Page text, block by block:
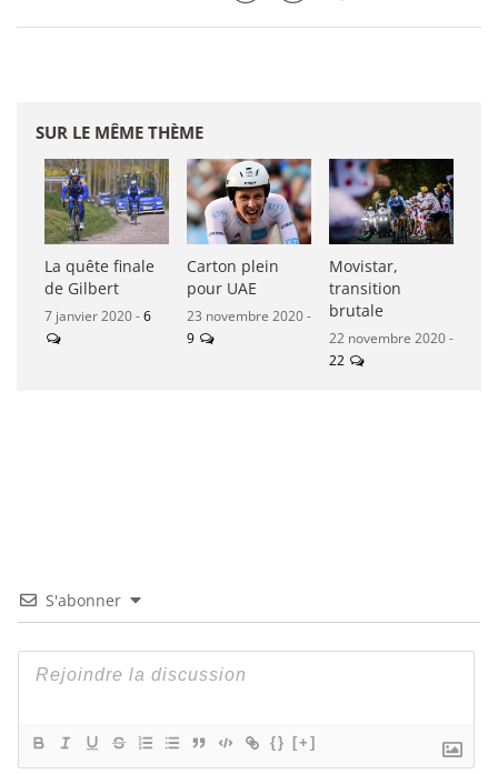
SUR LE MÊME THÈME
La quête finale
de Gilbert
7 janvier 2020 -6
Carton plein
pour UAE
23 novembre 2020 -
9
Movistar,
transition
brutale
22 novembre 2020 -
22
S'abonner
{} [+]